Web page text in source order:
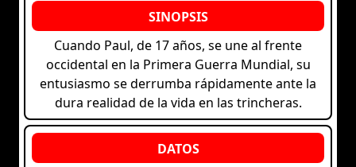
Cuando Paul, de 17 años, se une al frente
occidental en la Primera Guerra Mundial, su
entusiasmo se derrumba rápidamente ante la
dura realidad de la vida en las trincheras.